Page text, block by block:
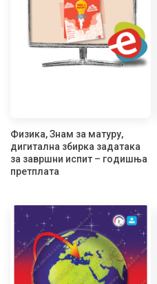
Физика, Знам за матуру,
дигитална збирка задатака
за завршни испит – годишња
претплата